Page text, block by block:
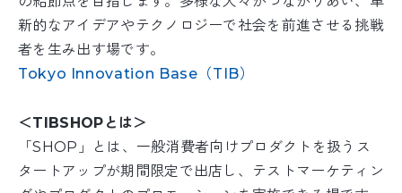
新的なアイデアやテクノロジーで社会を前進させる挑戦
者を生み出す場です。
Tokyo Innovation Base（TIB）
＜TIBSHOPとは＞
「SHOP」とは、一般消費者向けプロダクトを扱うス
タートアップが期間限定で出店し、テストマーケティン